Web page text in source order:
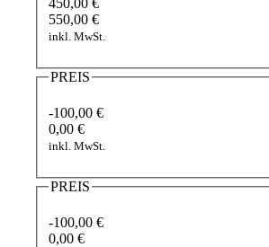
450,00 €
550,00 €
inkl. MwSt.
PREIS
-100,00 €
0,00 €
inkl. MwSt.
PREIS
-100,00 €
0,00 €